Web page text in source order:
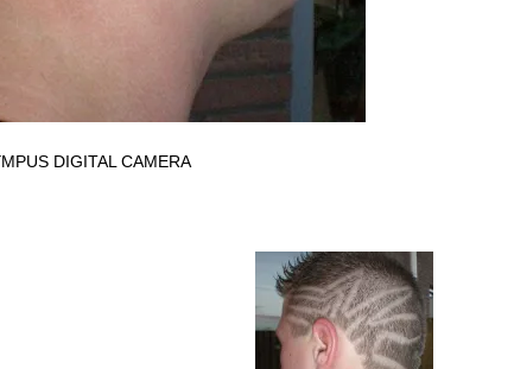
DIGITAL CAMERA